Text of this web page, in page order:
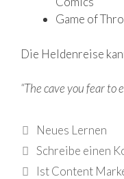
Game of
Die Heldenreise
“The cave you fear to
Kategorien
Neues Lernen
Schreibe einen
Ist Content